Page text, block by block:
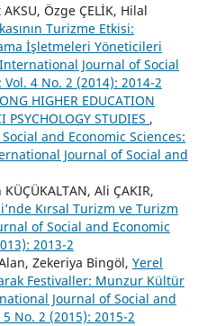
Özge ÇELİK, Hilal
Turizme Etkisi:
İşletmeleri Yöneticileri
International Journal of Social
4 No. 2 (2014): 2014-2
HIGHER EDUCATION
STUDIES ,
and Economic Sciences:
Journal of Social and
Ali ÇAKIR,
Kırsal Turizm ve Turizm
of Social and Economic
2013-2
Zekeriya Bingöl, Yerel
Festivaller: Munzur Kültür
Journal of Social and
No. 2 (2015): 2015-2